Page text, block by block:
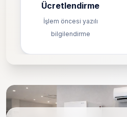
Ücretlendirme
İşlem öncesi yazılı
bilgilendirme